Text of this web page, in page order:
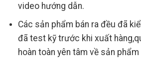
video hướng dẫn.
Các sản phẩm bán ra đều đã
đã test kỹ trước khi xuất
hoàn toàn yên tâm về sản